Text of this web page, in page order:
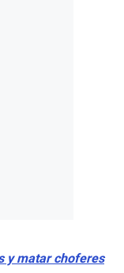
y matar choferes